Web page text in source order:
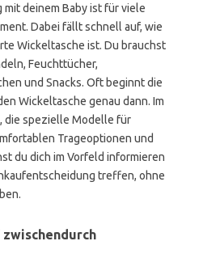
deinem Baby ist für viele
Dabei fällt schnell auf, wie
Wickeltasche ist. Du brauchst
Feuchttücher,
und Snacks. Oft beginnt die
Wickeltasche genau dann. Im
die spezielle Modelle für
Trageoptionen und
du dich im Vorfeld informieren
treffen, ohne